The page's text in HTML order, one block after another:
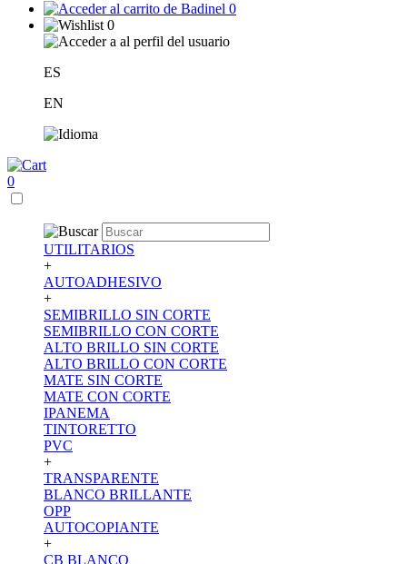
0
0
ES
EN
0
UTILITARIOS
+
AUTOADHESIVO
+
SEMIBRILLO SIN CORTE
SEMIBRILLO CON CORTE
ALTO BRILLO SIN CORTE
ALTO BRILLO CON CORTE
MATE SIN CORTE
MATE CON CORTE
IPANEMA
TINTORETTO
PVC
+
TRANSPARENTE
BLANCO BRILLANTE
OPP
AUTOCOPIANTE
+
CB BLANCO